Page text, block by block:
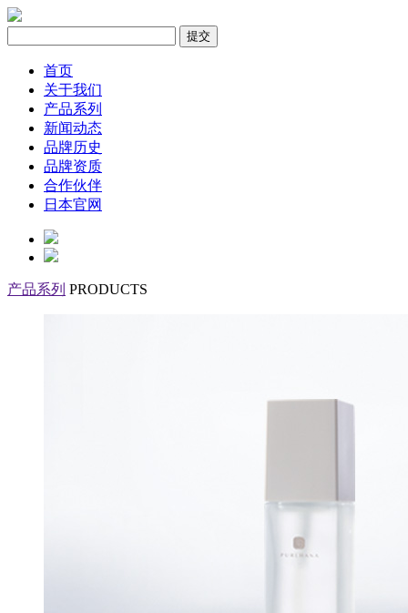
首页
关于我们
产品系列
新闻动态
品牌历史
品牌资质
合作伙伴
日本官网
产品系列 PRODUCTS